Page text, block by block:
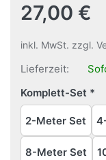
27,00 €
inkl. MwSt. zzgl.
Lieferzeit:
Komplett-Set
2-Meter Set
8-Meter Set